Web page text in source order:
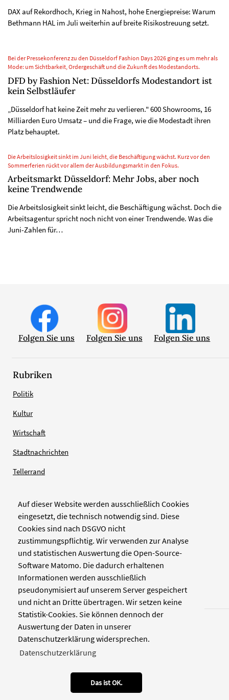
Auf dieser Website werden ausschließlich Cookies
eingesetzt, die technisch notwendig sind. Diese
Cookies sind nach DSGVO nicht
zustimmungspflichtig. Wir verwenden zur Analyse
und statistischen Auswertung die Open-Source-
Software Matomo. Die dadurch erhaltenen
Informationen werden ausschließlich
pseudonymisiert auf unserem Server gespeichert
und nicht an Dritte übertragen. Wir setzen keine
Statistik-Cookies. Sie können dennoch der
Auswertung der Daten in unserer
Datenschutzerklärung widersprechen.
Datenschutzerklärung
Das ist OK.
DAX auf Rekordhoch, Krieg in Nahost, hohe Energiepreise: Warum
Bethmann HAL im Juli weiterhin auf breite Risikostreuung setzt.
Bei der Pressekonferenz zu den Düsseldorf Fashion Days 2026 ging es um mehr als
Mode: um Sichtbarkeit, Ordergeschäft und die Zukunft des Modestandorts.
DFD by Fashion Net: Düsseldorfs Modestandort ist
kein Selbstläufer
„Düsseldorf hat keine Zeit mehr zu verlieren." 600 Showrooms, 16
Milliarden Euro Umsatz – und die Frage, wie die Modestadt ihren
Platz behauptet.
Die Arbeitslosigkeit sinkt im Juni leicht, die Beschäftigung wächst. Kurz vor den
Sommerferien rückt vor allem der Ausbildungsmarkt in den Fokus.
Arbeitsmarkt Düsseldorf: Mehr Jobs, aber noch
keine Trendwende
Die Arbeitslosigkeit sinkt leicht, die Beschäftigung wächst. Doch die
Arbeitsagentur spricht noch nicht von einer Trendwende. Was die
Juni-Zahlen für…
Folgen Sie uns Folgen Sie uns Folgen Sie uns
Rubriken
Politik
Kultur
Wirtschaft
Stadtnachrichten
Tellerrand
Verlag
Zellwerk GmbH & Co KG
Pinienstraße 2
40233 Düsseldorf
www.zellwerk.com
Kontakt Datenschutz